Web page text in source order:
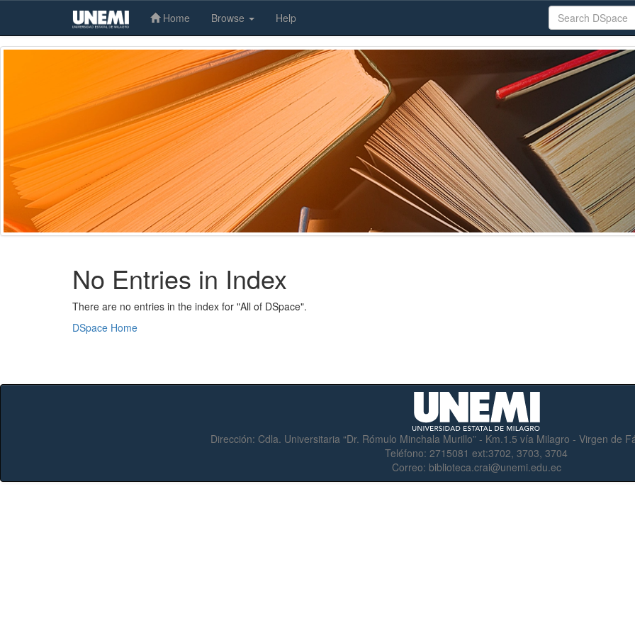
Skip
Home Browse Help
No Entries in Index
There are no entries in the index for "All of DSpace".
DSpace Home
Dirección: Cdla. Universitaria “Dr. Rómulo Minchala Murillo” - Km.1.5 vía Milagro - Virgen de
Teléfono: 2715081 ext:3702, 3703, 3704
Correo: biblioteca.crai@unemi.edu.ec